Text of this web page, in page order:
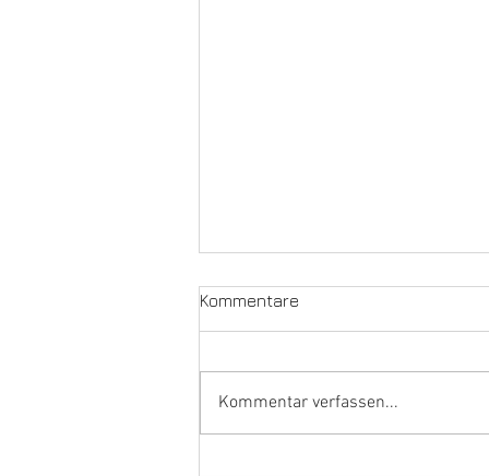
Kommentare
Kommentar verfassen...